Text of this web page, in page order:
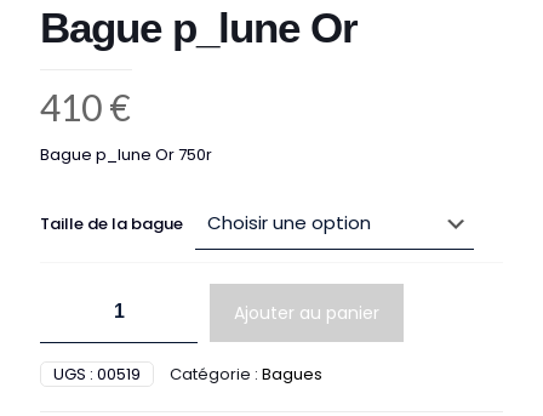
Bague p_lune Or
410€
Bague p_lune Or 750r
Taille de la bague
Bague
p_lune
Or
Ajouter au panier
UGS : 00519 Catégorie : Bagues